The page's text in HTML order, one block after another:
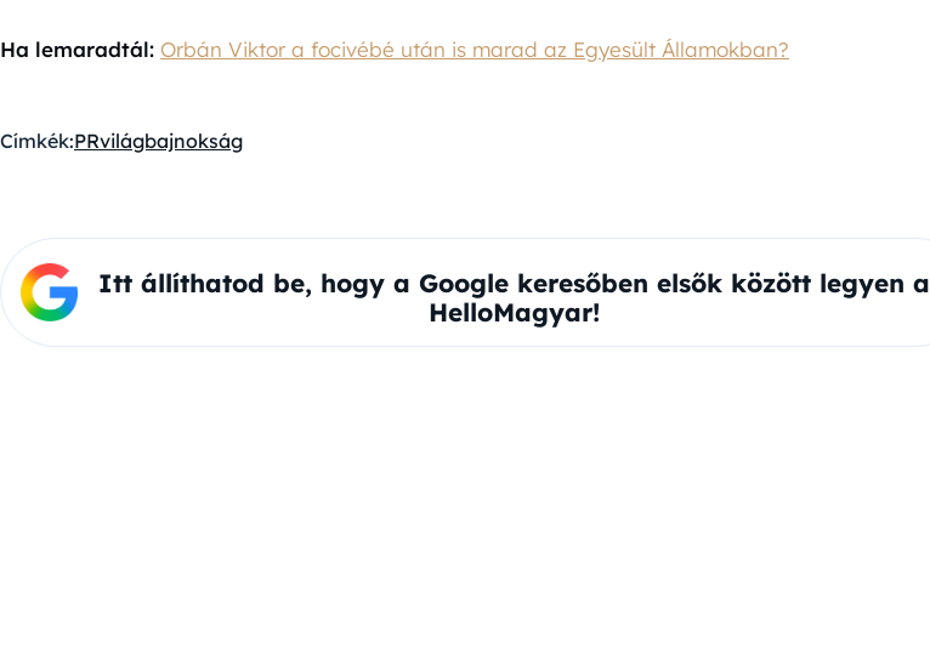
Ha lemaradtál: Orbán Viktor a focivébé után is marad az Egyesült Államokban?
Címkék:PRvilágbajnokság
Itt állíthatod be, hogy a Google keresőben elsők között legyen a
HelloMagyar!